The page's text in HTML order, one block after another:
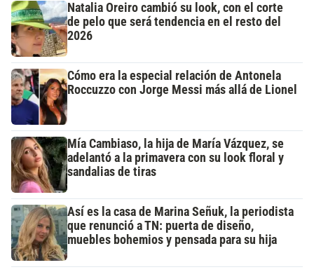
Natalia Oreiro cambió su look, con el corte
de pelo que será tendencia en el resto del
2026
Cómo era la especial relación de Antonela
Roccuzzo con Jorge Messi más allá de Lionel
Mía Cambiaso, la hija de María Vázquez, se
adelantó a la primavera con su look floral y
sandalias de tiras
Así es la casa de Marina Señuk, la periodista
que renunció a TN: puerta de diseño,
muebles bohemios y pensada para su hija